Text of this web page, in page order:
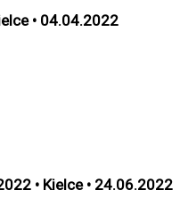
• 04.04.2022
• Kielce • 24.06.2022